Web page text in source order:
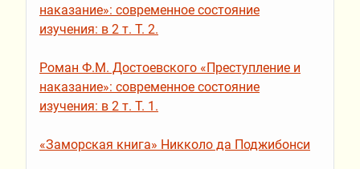
наказание»: современное состояние
изучения: в 2 т. Т. 2.
Роман Ф.М. Достоевского «Преступление и
наказание»: современное состояние
изучения: в 2 т. Т. 1.
«Заморская книга» Никколо да Поджибонси